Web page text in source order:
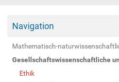
Navigation
Mathematisch-
Gesellschaftswissenschaftliche
Ethik